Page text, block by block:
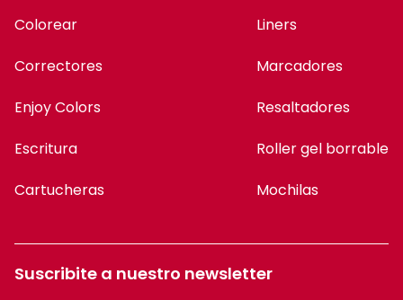
Colorear
Correctores
Enjoy Colors
Escritura
Cartucheras
Liners
Marcadores
Resaltadores
Roller gel borrable
Mochilas
Suscribite a nuestro newsletter